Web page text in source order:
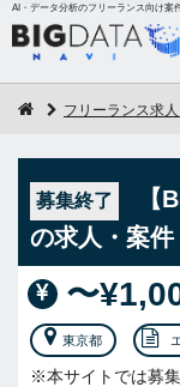
AI・データ分析のフリーランス向け案
フリーランス求
募集終了
【
の求人・案件
〜
東京都
※本サイトでは募